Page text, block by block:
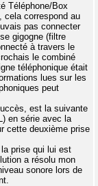
Téléphone/Box
cela correspond au
pas connecter
gigogne (filtre
à travers le
le combiné
téléphonique était
lues sur les
peut
est la suivante
en série avec la
cette deuxième prise
prise qui lui est
a résolu mon
sonore lors de